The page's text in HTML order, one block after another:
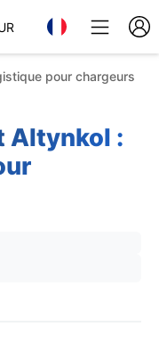
pour chargeurs
Altynkol :